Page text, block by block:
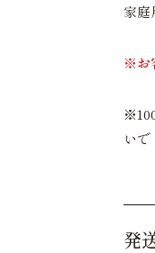
家庭
※お
いで
発